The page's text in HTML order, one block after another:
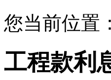
您当前位置
工程款利